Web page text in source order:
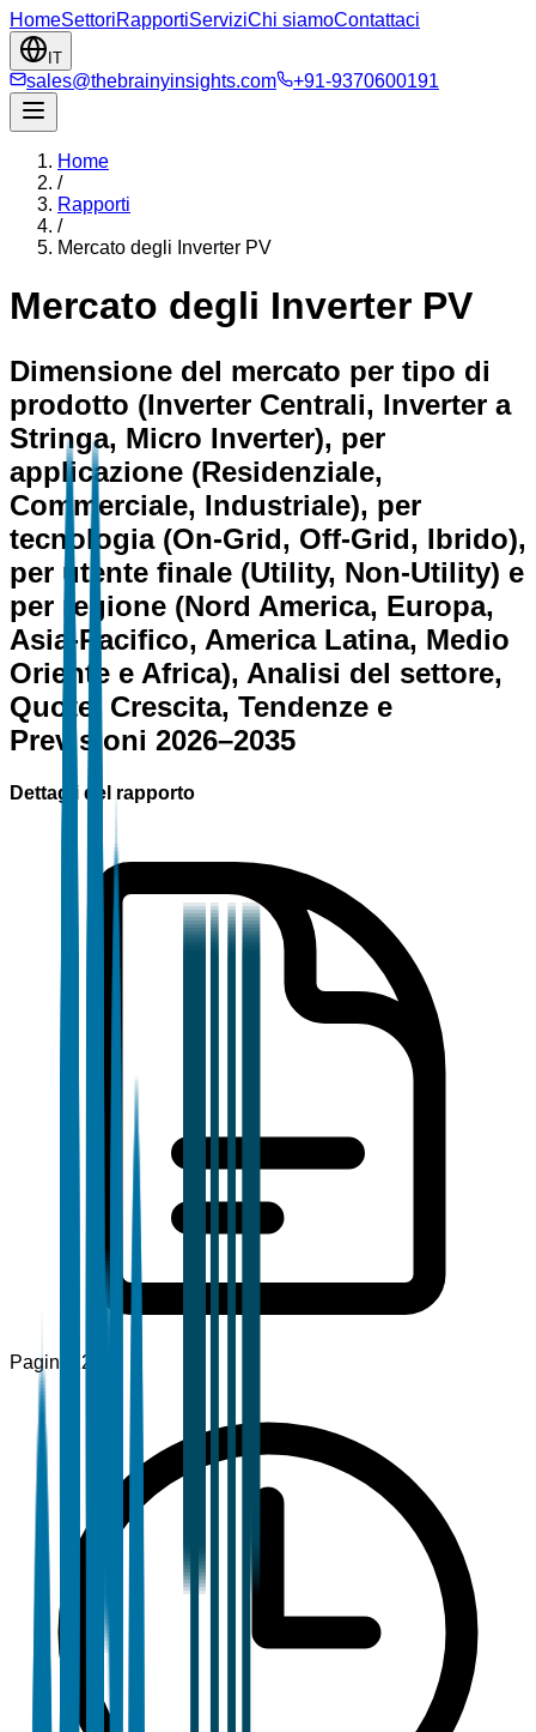
HomeSettoriRapportiServiziChi siamoContattaci
IT
sales@thebrainyinsights.com +91-9370600191
Home
/
Rapporti
/
Mercato degli Inverter PV
Mercato degli Inverter PV
Dimensione del mercato per tipo di
prodotto (Inverter Centrali, Inverter a
Stringa, Micro Inverter), per
applicazione (Residenziale,
Commerciale, Industriale), per
tecnologia (On-Grid, Off-Grid, Ibrido),
per utente finale (Utility, Non-Utility) e
per regione (Nord America, Europa,
Asia-Pacifico, America Latina, Medio
Oriente e Africa), Analisi del settore,
Quote, Crescita, Tendenze e
Previsioni 2026–2035
Dettagli del rapporto
Pagine 120+